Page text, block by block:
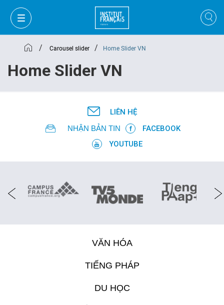
GIỎ HÀNG ĐĂNG NHẬP
/ Carousel slider / Home Slider VN
Home Slider VN
LIÊN HỆ
NHẬN BẢN TIN
FACEBOOK
YOUTUBE
VĂN HÓA
TIẾNG PHÁP
DU HỌC